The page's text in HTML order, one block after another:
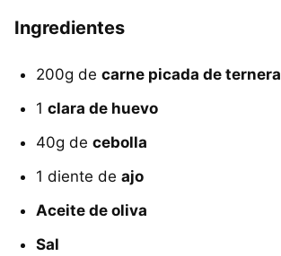
Ingredientes
200g de carne picada de ternera
1 clara de huevo
40g de cebolla
1 diente de ajo
Aceite de oliva
Sal